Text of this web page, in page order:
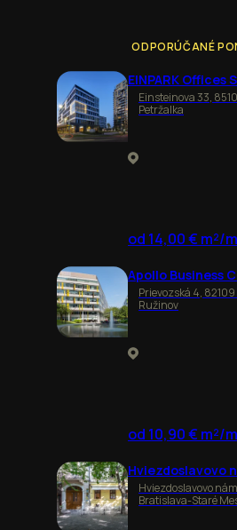
ODPORÚČANÉ
EINPARK Offices
Einsteinova 33,
Petržalka
od 14,00 € m²/
Apollo Business
Prievozská 4,
Ružinov
od 10,90 € m²/
Hviezdoslavovo
Hviezdoslavovo
Bratislava-Staré